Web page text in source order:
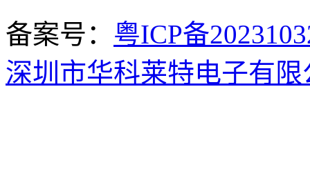
备案号： 粤ICP备
深圳市华科莱特电子有限